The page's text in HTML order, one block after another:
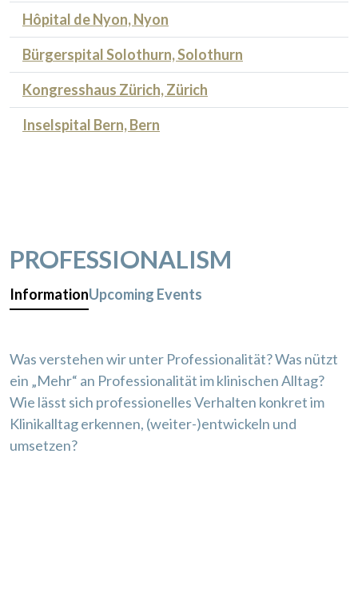
Hôpital de Nyon, Nyon
Bürgerspital Solothurn, Solothurn
Kongresshaus Zürich, Zürich
Inselspital Bern, Bern
PROFESSIONALISM
InformationUpcoming Events
Was verstehen wir unter Professionalität? Was nützt
ein „Mehr“ an Professionalität im klinischen Alltag?
Wie lässt sich professionelles Verhalten konkret im
Klinikalltag erkennen, (weiter-)entwickeln und
umsetzen?